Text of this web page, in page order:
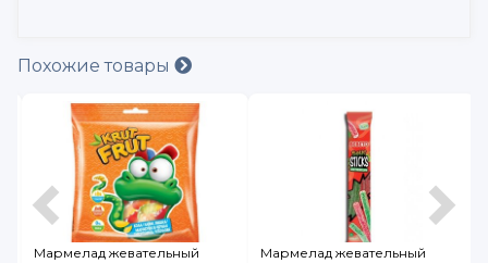
Похожие товары
Мармелад жевательный
Мармелад жевательный